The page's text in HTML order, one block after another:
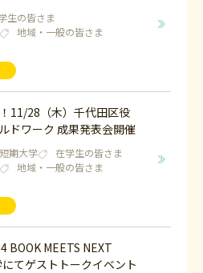
生の皆さま
地域・一般の皆さま
11/28（木）千代田区役
ドワーク 成果発表会開催
期大学
在学生の皆さま
地域・一般の皆さま
BOOK MEETS NEXT
てゲストトークイベント